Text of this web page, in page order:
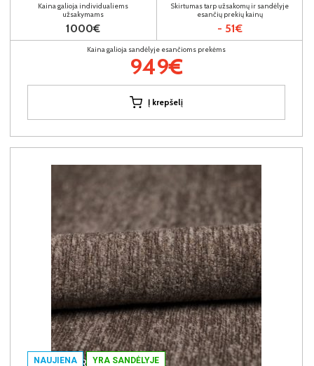
Kaina galioja individualiems
užsakymams
1000€
Skirtumas tarp užsakomų ir sandėlyje
esančių prekių kainų
- 51€
Kaina galioja sandėlyje esančioms prekėms
949€
Į krepšelį
NAUJIENA YRA SANDĖLYJE